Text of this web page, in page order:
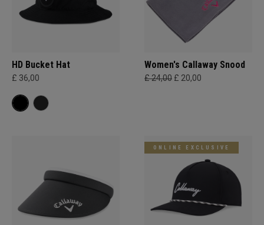
HD Bucket Hat
£ 36,00
Women's Callaway Snood
£ 24,00 £ 20,00
ONLINE EXCLUSIVE